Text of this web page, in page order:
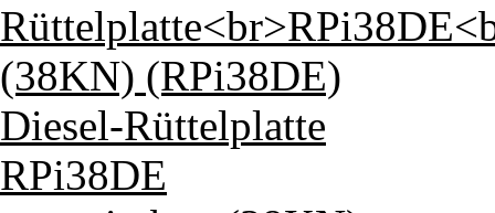
Diesel-Rüttelplatte
RPi38DE